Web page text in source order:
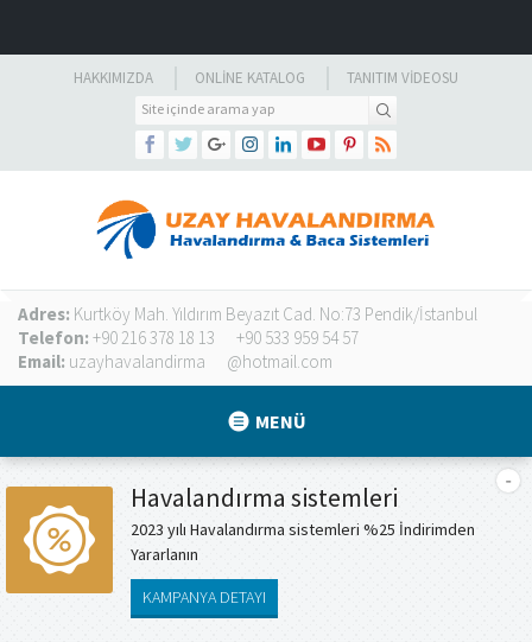
HAKKIMIZDA ONLINE KATALOG TANITIM VIDEOSU
Adres: Kurtköy Mah. Yıldırım Beyazıt Cad. No:73 Pendik/İstanbul
Telefon: +90 216 378 18 13
+90 533 959 54 57
Email: uzayhavalandirma @hotmail.com
MENÜ
Havalandırma sistemleri
2023 yılı Havalandırma sistemleri %25 İndirimden
Yararlanın
KAMPANYA DETAYI